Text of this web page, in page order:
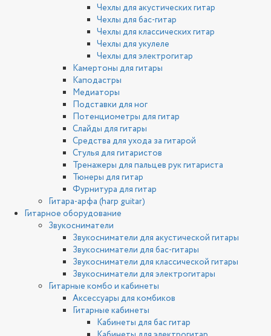
Чехлы для акустических гитар
Чехлы для бас-гитар
Чехлы для классических гитар
Чехлы для укулеле
Чехлы для электрогитар
Камертоны для гитары
Каподастры
Медиаторы
Подставки для ног
Потенциометры для гитар
Слайды для гитары
Средства для ухода за гитарой
Стулья для гитаристов
Тренажеры для пальцев рук гитариста
Тюнеры для гитар
Фурнитура для гитар
Гитара-арфа (harp guitar)
Гитарное оборудование
Звукосниматели
Звукосниматели для акустической гитары
Звукосниматели для бас-гитары
Звукосниматели для классической гитары
Звукосниматели для электрогитары
Гитарные комбо и кабинеты
Аксессуары для комбиков
Гитарные кабинеты
Кабинеты для бас гитар